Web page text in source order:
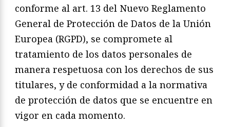
conforme al art. 13 del Nuevo Reglamento
General de Protección de Datos de la Unión
Europea (RGPD), se compromete al
tratamiento de los datos personales de
manera respetuosa con los derechos de sus
titulares, y de conformidad a la normativa
de protección de datos que se encuentre en
vigor en cada momento.